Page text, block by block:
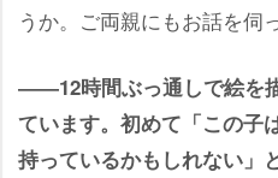
うか。ご両親にもお話を伺っ
――12時間ぶっ通しで絵を
ています。初めて「この子
持っているかもしれない」